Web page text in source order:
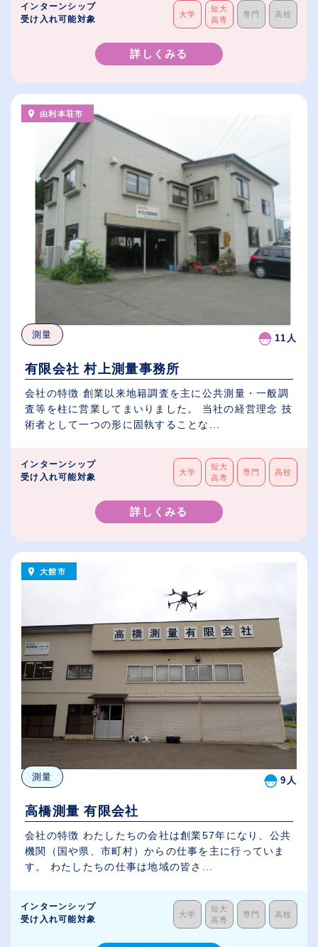
インターンシップ
受け入れ可能対象
大学
短大
高専
専門 高校
詳しくみる
由利本荘市
測量 11人
有限会社 村上測量事務所
会社の特徴 創業以来地籍調査を主に公共測量・一般調
査等を柱に営業してまいりました。 当社の経営理念 技
術者として一つの形に固執することな...
インターンシップ
受け入れ可能対象
大学
短大
高専
専門 高校
詳しくみる
大館市
測量 9人
高橋測量 有限会社
会社の特徴 わたしたちの会社は創業57年になり、公共
機関（国や県、市町村）からの仕事を主に行っていま
す。 わたしたちの仕事は地域の皆さ...
インターンシップ
受け入れ可能対象
大学
短大
高専
専門 高校